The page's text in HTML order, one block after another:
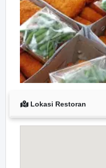
Lokasi Restoran